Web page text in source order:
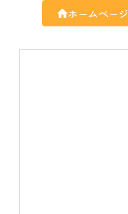
ホームページ